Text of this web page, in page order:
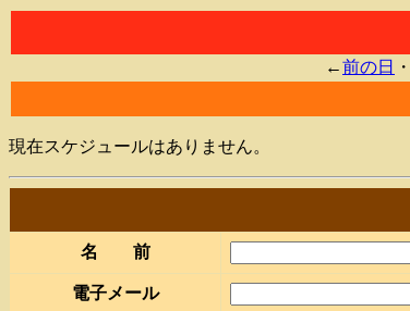
←前の日 ・
現在スケジュールはありません。
名 前
電子メール